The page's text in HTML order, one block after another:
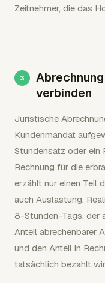
Zeitnehmer, die das
verbinden
Juristische
Kundenmandat
Stundensatz oder ein
Rechnung für die
erzählt nur einen Teil
auch Auslastung,
8-Stunden-Tags, der
Anteil abrechenbarer
und den Anteil in
tatsächlich bezahlt